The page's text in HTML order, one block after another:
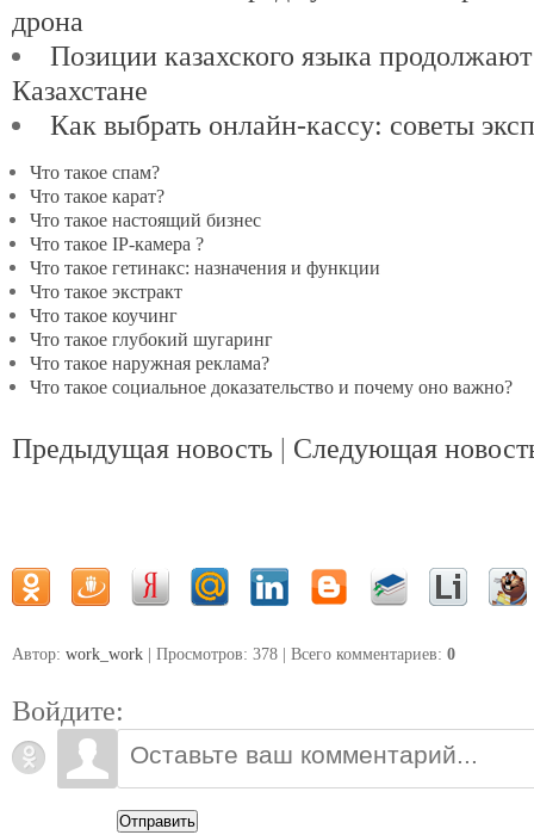
дрона
Позиции казахского языка
Казахстане
Как выбрать онлайн-кассу: советы
Что такое спам?
Что такое карат?
Что такое настоящий бизнес
Что такое IP-камера ?
Что такое гетинакс: назначения и функции
Что такое экстракт
Что такое коучинг
Что такое глубокий шугаринг
Что такое наружная реклама?
Что такое социальное доказательство и почему оно важно?
Предыдущая новость Следующая
Автор: work_work | Просмотров: 378 | Всего комментариев: 0
Войдите:
Отправить